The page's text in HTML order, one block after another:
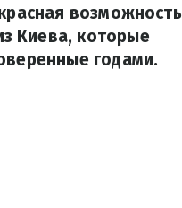
возможность
Киева, которые
годами.